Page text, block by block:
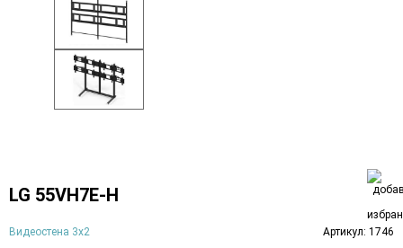
LG 55VH7E-H
Видеостена 3х2 Артикул: 1746